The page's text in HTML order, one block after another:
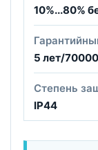
10%...80%
5 лет/
Степень
IP44